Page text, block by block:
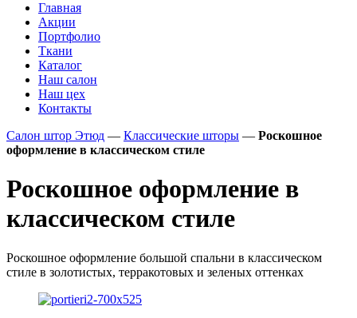
Главная
Акции
Портфолио
Ткани
Каталог
Наш салон
Наш цех
Контакты
Салон штор Этюд — Классические шторы — Роскошное
оформление в классическом стиле
Роскошное оформление в
классическом стиле
Роскошное оформление большой спальни в классическом
стиле в золотистых, терракотовых и зеленых оттенках